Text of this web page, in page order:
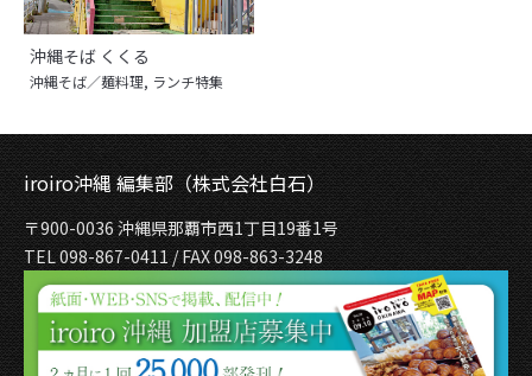
沖縄そば くくる
沖縄そば／麺料理, ランチ特集
iroiro沖縄 編集部（株式会社白石）
〒900-0036 沖縄県那覇市西1丁目19番1号
TEL 098-867-0411 / FAX 098-863-3248